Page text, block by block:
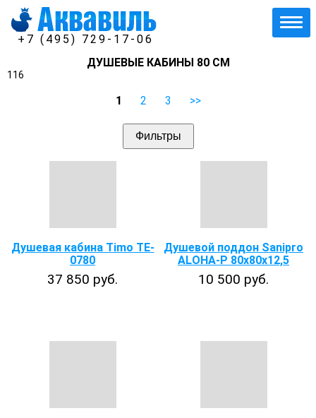
+7 (495) 729-17-06
ДУШЕВЫЕ КАБИНЫ 80 СМ
116
1 2 3 >>
Фильтры
Душевая кабина Timo TE-
0780
37 850 руб.
Душевой поддон Sanipro
ALOHA-P 80x80x12,5
10 500 руб.